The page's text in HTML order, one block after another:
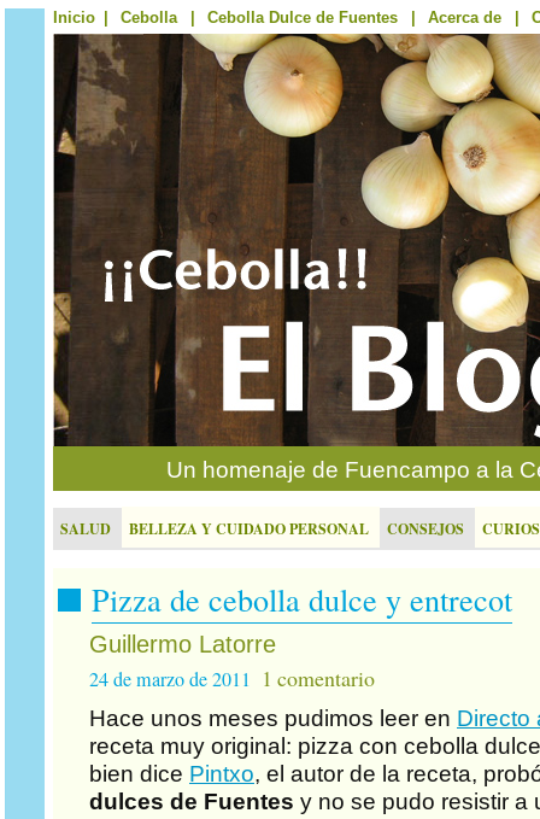
Inicio Cebolla Cebolla Dulce de Fuentes Acerca de
Un homenaje de Fuencampo a la
SALUD BELLEZA Y CUIDADO PERSONAL CONSEJOS
Pizza de cebolla dulce y entrecot
Guillermo Latorre
24 de marzo de 2011 1 comentario
Hace unos meses pudimos leer en Directo
receta muy original: pizza con cebolla
bien dice Pintxo, el autor de la receta,
dulces de Fuentes y no se pudo resistir a